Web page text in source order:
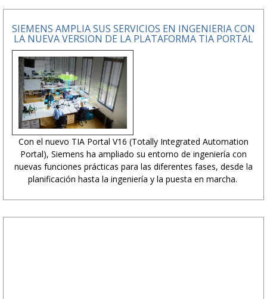
SIEMENS AMPLIA SUS SERVICIOS EN INGENIERIA CON
LA NUEVA VERSION DE LA PLATAFORMA TIA PORTAL
Con el nuevo TIA Portal V16 (Totally Integrated Automation
Portal), Siemens ha ampliado su entorno de ingeniería con
nuevas funciones prácticas para las diferentes fases, desde la
planificación hasta la ingeniería y la puesta en marcha.